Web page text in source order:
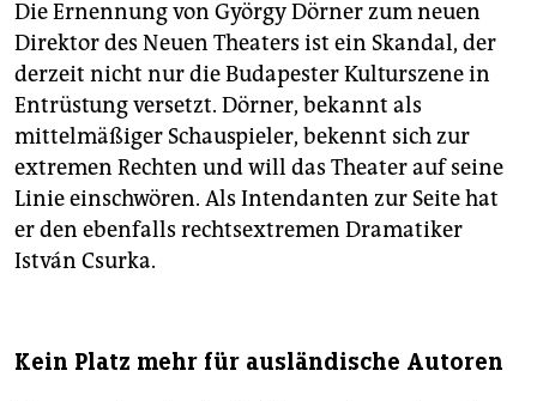
Die Ernennung von György Dörner zum neuen
Direktor des Neuen Theaters ist ein Skandal, der
derzeit nicht nur die Budapester Kulturszene in
Entrüstung versetzt. Dörner, bekannt als
mittelmäßiger Schauspieler, bekennt sich zur
extremen Rechten und will das Theater auf seine
Linie einschwören. Als Intendanten zur Seite hat
er den ebenfalls rechtsextremen Dramatiker
István Csurka.
Kein Platz mehr für ausländische Autoren